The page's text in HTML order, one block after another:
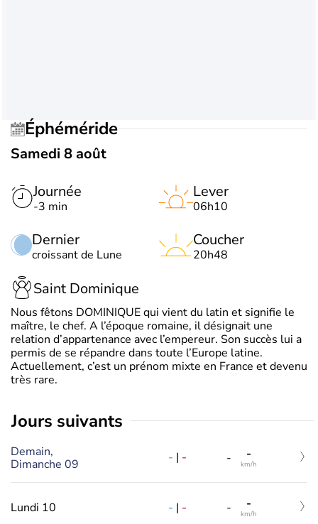
Éphéméride
Samedi 8 août
Journée
-3 min
Dernier
croissant de Lune
Lever
06h10
Coucher
20h48
Saint Dominique
Nous fêtons DOMINIQUE qui vient du latin et signifie le
maître, le chef. A l’époque romaine, il désignait une
relation d’appartenance avec l’empereur. Son succès lui a
permis de se répandre dans toute l’Europe latine.
Actuellement, c’est un prénom mixte en France et devenu
très rare.
jours suivants
Demain,
Dimanche 09
- | - - -
km/h
Lundi 10 - | - - -
km/h